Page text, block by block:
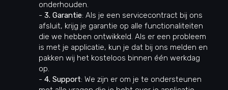
onderhouden.
- 3. Garantie: Als je een servicecontract bij ons
afsluit, krijg je garantie op alle functionaliteiten
die we hebben ontwikkeld. Als er een probleem
is met je applicatie, kun je dat bij ons melden en
pakken wij het kosteloos binnen één werkdag
op.
- 4. Support: We zijn er om je te ondersteunen